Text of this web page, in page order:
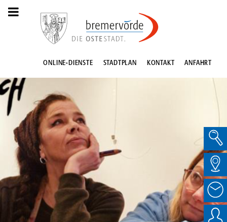
ONLINE-DIENSTE STADTPLAN KONTAKT ANFAHRT